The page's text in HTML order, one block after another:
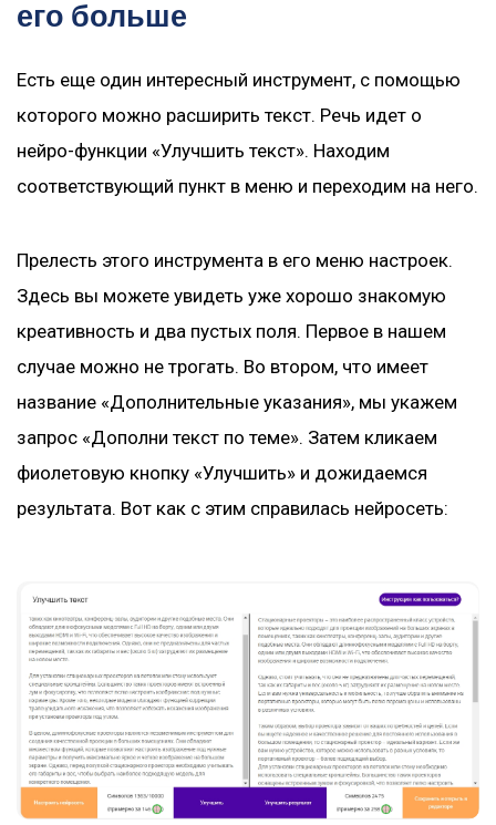
его больше
Есть еще один интересный инструмент, с помощью
которого можно расширить текст. Речь идет о
нейро-функции «Улучшить текст». Находим
соответствующий пункт в меню и переходим на него.
Прелесть этого инструмента в его меню настроек.
Здесь вы можете увидеть уже хорошо знакомую
креативность и два пустых поля. Первое в нашем
случае можно не трогать. Во втором, что имеет
название «Дополнительные указания», мы укажем
запрос «Дополни текст по теме». Затем кликаем
фиолетовую кнопку «Улучшить» и дожидаемся
результата. Вот как с этим справилась нейросеть: